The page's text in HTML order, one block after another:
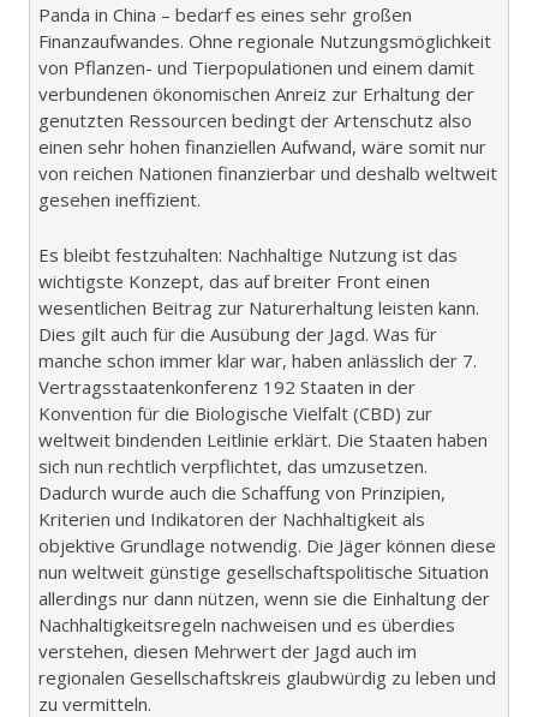
Panda in China – bedarf es eines sehr großen
Finanzaufwandes. Ohne regionale Nutzungsmöglichkeit
von Pflanzen- und Tierpopulationen und einem damit
verbundenen ökonomischen Anreiz zur Erhaltung der
genutzten Ressourcen bedingt der Artenschutz also
einen sehr hohen finanziellen Aufwand, wäre somit nur
von reichen Nationen finanzierbar und deshalb weltweit
gesehen ineffizient.
Es bleibt festzuhalten: Nachhaltige Nutzung ist das
wichtigste Konzept, das auf breiter Front einen
wesentlichen Beitrag zur Naturerhaltung leisten kann.
Dies gilt auch für die Ausübung der Jagd. Was für
manche schon immer klar war, haben anlässlich der 7.
Vertragsstaatenkonferenz 192 Staaten in der
Konvention für die Biologische Vielfalt (CBD) zur
weltweit bindenden Leitlinie erklärt. Die Staaten haben
sich nun rechtlich verpflichtet, das umzusetzen.
Dadurch wurde auch die Schaffung von Prinzipien,
Kriterien und Indikatoren der Nachhaltigkeit als
objektive Grundlage notwendig. Die Jäger können diese
nun weltweit günstige gesellschaftspolitische Situation
allerdings nur dann nützen, wenn sie die Einhaltung der
Nachhaltigkeitsregeln nachweisen und es überdies
verstehen, diesen Mehrwert der Jagd auch im
regionalen Gesellschaftskreis glaubwürdig zu leben und
zu vermitteln.